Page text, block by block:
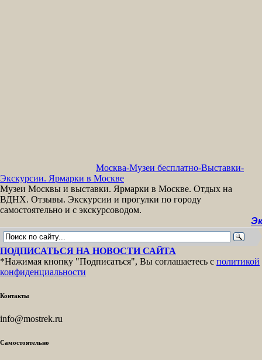
Москва-Музеи бесплатно-Выставки-
Экскурсии. Ярмарки в Москве
Музеи Москвы и выставки. Ярмарки в Москве. Отдых на
ВДНХ. Отзывы. Экскурсии и прогулки по городу
самостоятельно и с экскурсоводом.
ПОДПИСАТЬСЯ НА НОВОСТИ САЙТА
*Нажимая кнопку "Подписаться", Вы соглашаетесь с политикой
конфиденциальности
Контакты
info@mostrek.ru
Самостоятельно